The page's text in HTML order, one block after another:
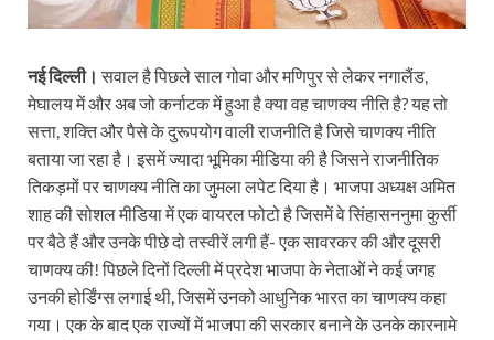
नई दिल्ली। सवाल है पिछले साल गोवा और मणिपुर से लेकर नगालैंड,
मेघालय में और अब जो कर्नाटक में हुआ है क्या वह चाणक्य नीति है? यह तो
सत्ता, शक्ति और पैसे के दुरूपयोग वाली राजनीति है जिसे चाणक्य नीति
बताया जा रहा है। इसमें ज्यादा भूमिका मीडिया की है जिसने राजनीतिक
तिकड़मों पर चाणक्य नीति का जुमला लपेट दिया है। भाजपा अध्यक्ष अमित
शाह की सोशल मीडिया में एक वायरल फोटो है जिसमें वे सिंहासननुमा कुर्सी
पर बैठे हैं और उनके पीछे दो तस्वीरें लगी हैं- एक सावरकर की और दूसरी
चाणक्य की! पिछले दिनों दिल्ली में प्रदेश भाजपा के नेताओं ने कई जगह
उनकी होर्डिंग्स लगाई थी, जिसमें उनको आधुनिक भारत का चाणक्य कहा
गया। एक के बाद एक राज्यों में भाजपा की सरकार बनाने के उनके कारनामे